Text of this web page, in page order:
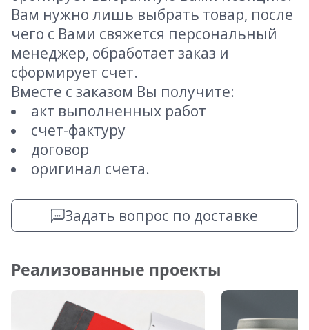
Вам нужно лишь выбрать товар, после
чего с Вами свяжется персональный
менеджер, обработает заказ и
сформирует счет.
Вместе с заказом Вы получите:
акт выполненных работ
счет-фактуру
договор
оригинал счета.
Задать вопрос по доставке
Реализованные проекты